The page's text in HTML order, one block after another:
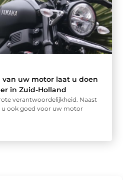
uw motor laat u doen
in Zuid-Holland
verantwoordelijkheid. Naast
ook goed voor uw motor